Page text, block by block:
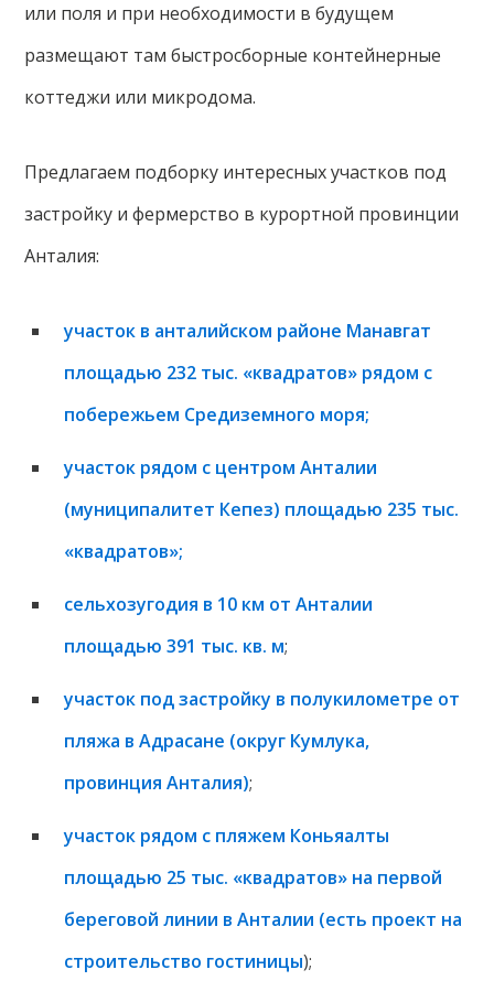
или поля и при необходимости в будущем
размещают там быстросборные контейнерные
коттеджи или микродома.
Предлагаем подборку интересных участков под
застройку и фермерство в курортной провинции
Анталия:
участок в анталийском районе Манавгат
площадью 232 тыс. «квадратов» рядом с
побережьем Средиземного моря;
участок рядом с центром Анталии
(муниципалитет Кепез) площадью 235 тыс.
«квадратов»;
сельхозугодия в 10 км от Анталии
площадью 391 тыс. кв. м;
участок под застройку в полукилометре от
пляжа в Адрасане (округ Кумлука,
провинция Анталия);
участок рядом с пляжем Коньяалты
площадью 25 тыс. «квадратов» на первой
береговой линии в Анталии (есть проект на
строительство гостиницы);